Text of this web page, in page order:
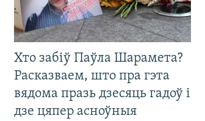
Хто забіў Паўла Шарамета?
Расказваем, што пра гэта
вядома празь дзесяць гадоў і
дзе цяпер асноўныя